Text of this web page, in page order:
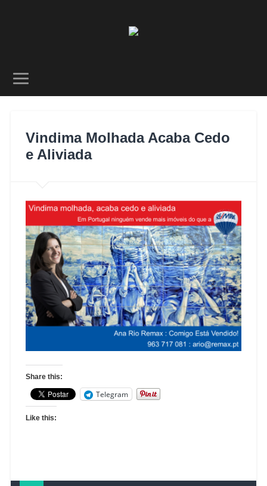
Vindima Molhada Acaba Cedo
e Aliviada
Share this:
Telegram
Like this: